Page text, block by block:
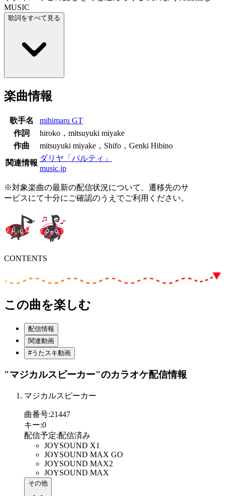
MUSIC
歌詞をすべて見る
楽曲情報
歌手名
mihimaru GT
作詞
hiroko，mitsuyuki miyake
作曲
mitsuyuki miyake，Shifo，Genki Hibino
関連情報
ダリヤ「パルティ」
music.jp
※対象楽曲の最新の配信状況について、遷移先のサ
ービスにて十分にご確認のうえでご利用ください。
CONTENTS
この曲を楽しむ
配信情報
関連動画
#うたスキ動画
"マジカルスピーカー"のカラオケ配信情報
マジカルスピーカー
曲番号:21447
キー:0
配信予定:配信済み
JOYSOUND X1
JOYSOUND MAX GO
JOYSOUND MAX2
JOYSOUND MAX
その他